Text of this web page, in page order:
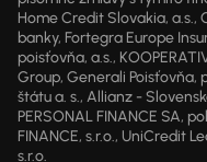
Home Credit Slovakia, a.s.,
banky, Fortegra Europe
poisťovňa, a.s.,
Group, Generali Poisťovňa,
štátu a. s., Allianz -
PERSONAL FINANCE SA,
FINANCE, s.r.o., UniCredit
s.r.o.